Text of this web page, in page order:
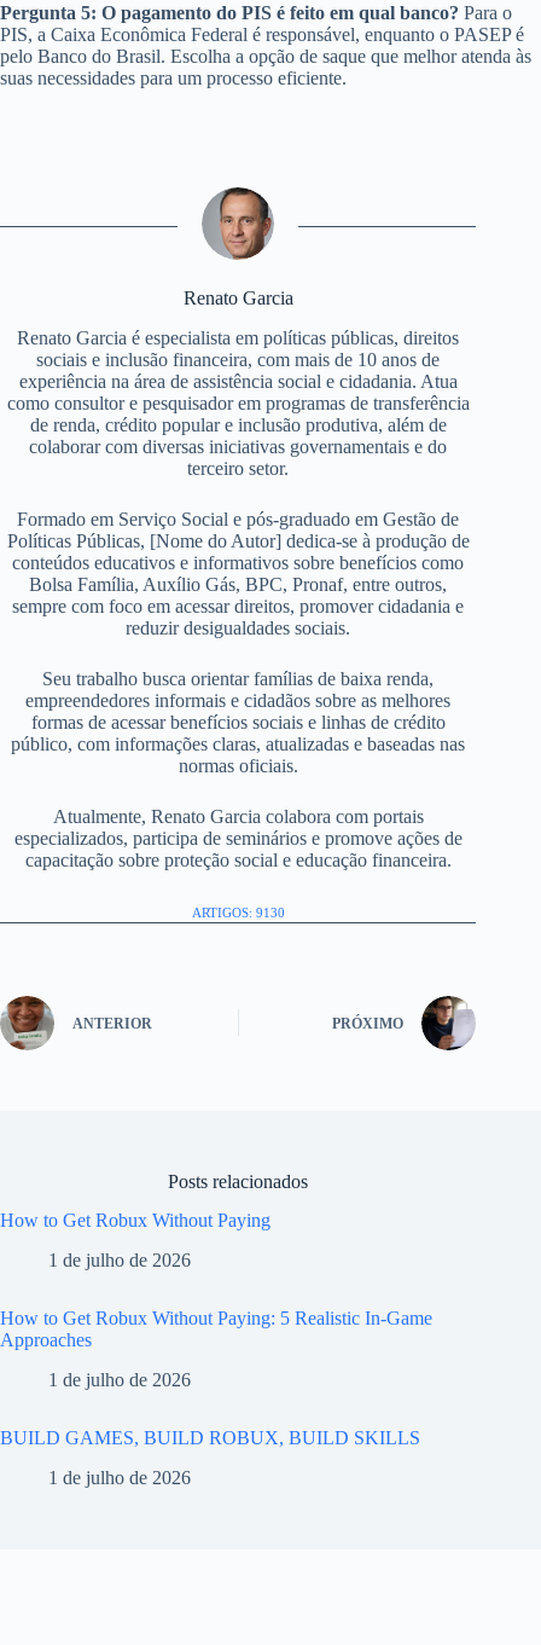
Pergunta 5: O pagamento do PIS é feito em qual banco? Para o
PIS, a Caixa Econômica Federal é responsável, enquanto o PASEP é
pelo Banco do Brasil. Escolha a opção de saque que melhor atenda às
suas necessidades para um processo eficiente.
Renato Garcia
Renato Garcia é especialista em políticas públicas, direitos
sociais e inclusão financeira, com mais de 10 anos de
experiência na área de assistência social e cidadania. Atua
como consultor e pesquisador em programas de transferência
de renda, crédito popular e inclusão produtiva, além de
colaborar com diversas iniciativas governamentais e do
terceiro setor.
Formado em Serviço Social e pós-graduado em Gestão de
Políticas Públicas, [Nome do Autor] dedica-se à produção de
conteúdos educativos e informativos sobre benefícios como
Bolsa Família, Auxílio Gás, BPC, Pronaf, entre outros,
sempre com foco em acessar direitos, promover cidadania e
reduzir desigualdades sociais.
Seu trabalho busca orientar famílias de baixa renda,
empreendedores informais e cidadãos sobre as melhores
formas de acessar benefícios sociais e linhas de crédito
público, com informações claras, atualizadas e baseadas nas
normas oficiais.
Atualmente, Renato Garcia colabora com portais
especializados, participa de seminários e promove ações de
capacitação sobre proteção social e educação financeira.
ARTIGOS: 9130
ANTERIOR PRÓXIMO
Posts relacionados
How to Get Robux Without Paying
1 de julho de 2026
How to Get Robux Without Paying: 5 Realistic In-Game
Approaches
1 de julho de 2026
BUILD GAMES, BUILD ROBUX, BUILD SKILLS
1 de julho de 2026